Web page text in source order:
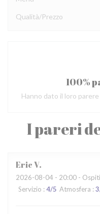
I pareri
EricV
2026-08-04 - 20:00 -
Servizio : 4/5 Atmosfera : 3
Qualità/Prezzo
100%
Hanno dato il loro